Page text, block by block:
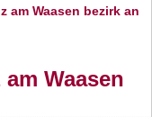
am Waasen bezirk an
Waasen